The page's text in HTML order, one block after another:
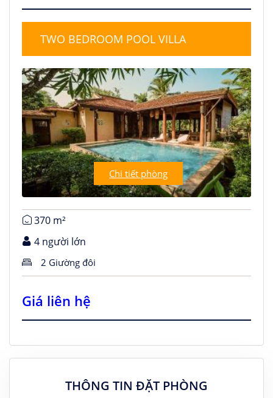
TWO BEDROOM POOL VILLA
Chi tiết phòng
370 m²
4 người lớn
2 Giường đôi
Giá liên hệ
THÔNG TIN ĐẶT PHÒNG